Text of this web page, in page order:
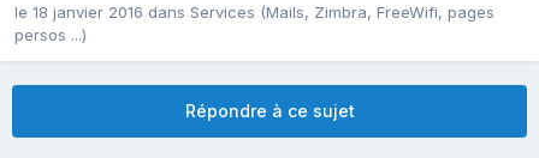
le 18 janvier 2016 dans Services (Mails, Zimbra, FreeWifi, pages
persos ...)
Répondre à ce sujet